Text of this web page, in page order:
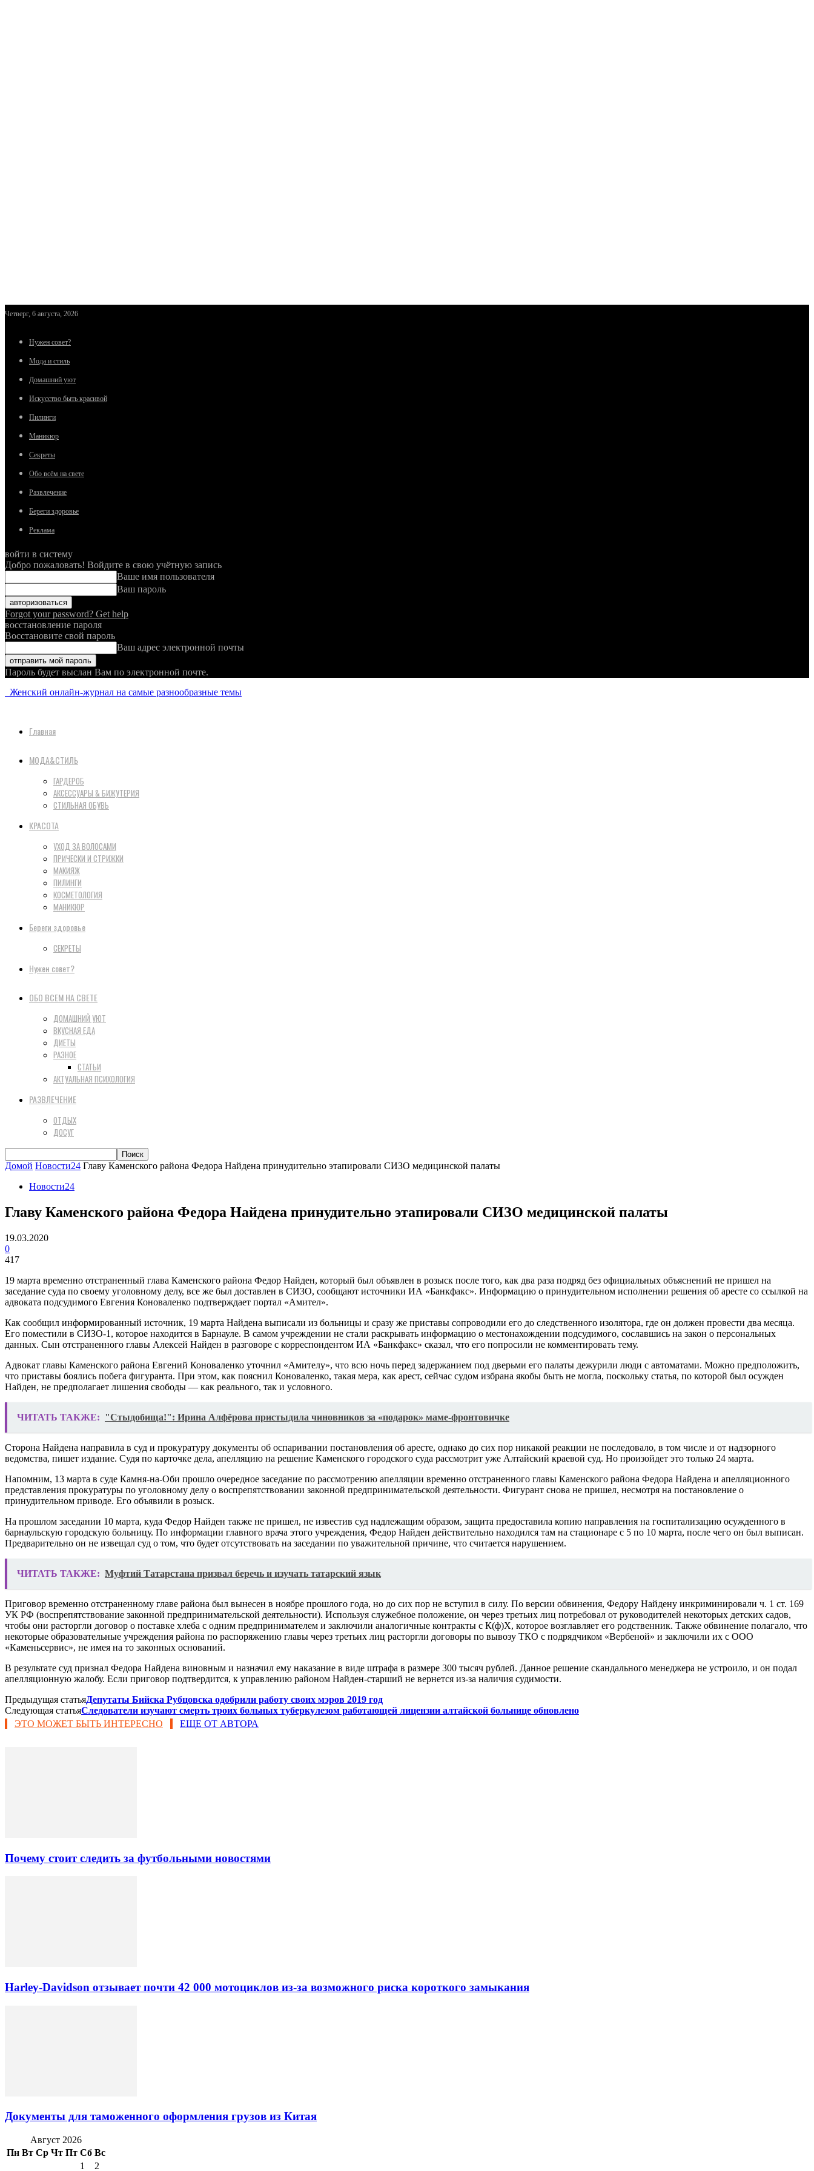
Четверг, 6 августа, 2026
Нужен совет?
Мода и стиль
Домашний уют
Искусство быть красивой
Пилинги
Маникюр
Секреты
Обо всём на свете
Развлечение
Береги здоровье
Реклама
войти в систему
Добро пожаловать! Войдите в свою учётную запись
Ваше имя пользователя
Ваш пароль
Forgot your password? Get help
восстановление пароля
Восстановите свой пароль
Ваш адрес электронной почты
Пароль будет выслан Вам по электронной почте.
Женский онлайн-журнал на самые разнообразные темы
Главная
МОДА&СТИЛЬ
ГАРДЕРОБ
АКСЕССУАРЫ & БИЖУТЕРИЯ
СТИЛЬНАЯ ОБУВЬ
КРАСОТА
УХОД ЗА ВОЛОСАМИ
ПРИЧЕСКИ И СТРИЖКИ
МАКИЯЖ
ПИЛИНГИ
КОСМЕТОЛОГИЯ
МАНИКЮР
Береги здоровье
СЕКРЕТЫ
Нужен совет?
ОБО ВСЕМ НА СВЕТЕ
ДОМАШНИЙ УЮТ
ВКУСНАЯ ЕДА
ДИЕТЫ
РАЗНОЕ
СТАТЬИ
АКТУАЛЬНАЯ ПСИХОЛОГИЯ
РАЗВЛЕЧЕНИЕ
ОТДЫХ
ДОСУГ
Домой Новости24 Главу Каменского района Федора Найдена принудительно этапировали СИЗО медицинской палаты
Новости24
Главу Каменского района Федора Найдена принудительно этапировали СИЗО медицинской палаты
19.03.2020
0
417
19 марта временно отстраненный глава Каменского района Федор Найден, который был объявлен в розыск после того, как два раза подряд без официальных объяснений не пришел на
заседание суда по своему уголовному делу, все же был доставлен в СИЗО, сообщают источники ИА «Банкфакс». Информацию о принудительном исполнении решения об аресте со ссылкой на
адвоката подсудимого Евгения Коноваленко подтверждает портал «Амител».
Как сообщил информированный источник, 19 марта Найдена выписали из больницы и сразу же приставы сопроводили его до следственного изолятора, где он должен провести два месяца.
Его поместили в СИЗО-1, которое находится в Барнауле. В самом учреждении не стали раскрывать информацию о местонахождении подсудимого, сославшись на закон о персональных
данных. Сын отстраненного главы Алексей Найден в разговоре с корреспондентом ИА «Банкфакс» сказал, что его попросили не комментировать тему.
Адвокат главы Каменского района Евгений Коноваленко уточнил «Амителу», что всю ночь перед задержанием под дверьми его палаты дежурили люди с автоматами. Можно предположить,
что приставы боялись побега фигуранта. При этом, как пояснил Коноваленко, такая мера, как арест, сейчас судом избрана якобы быть не могла, поскольку статья, по которой был осужден
Найден, не предполагает лишения свободы — как реального, так и условного.
ЧИТАТЬ ТАКЖЕ: "Стыдобища!": Ирина Алфёрова пристыдила чиновников за «подарок» маме-фронтовичке
Сторона Найдена направила в суд и прокуратуру документы об оспаривании постановления об аресте, однако до сих пор никакой реакции не последовало, в том числе и от надзорного
ведомства, пишет издание. Судя по карточке дела, апелляцию на решение Каменского городского суда рассмотрит уже Алтайский краевой суд. Но произойдет это только 24 марта.
Напомним, 13 марта в суде Камня-на-Оби прошло очередное заседание по рассмотрению апелляции временно отстраненного главы Каменского района Федора Найдена и апелляционного
представления прокуратуры по уголовному делу о воспрепятствовании законной предпринимательской деятельности. Фигурант снова не пришел, несмотря на постановление о
принудительном приводе. Его объявили в розыск.
На прошлом заседании 10 марта, куда Федор Найден также не пришел, не известив суд надлежащим образом, защита предоставила копию направления на госпитализацию осужденного в
барнаульскую городскую больницу. По информации главного врача этого учреждения, Федор Найден действительно находился там на стационаре с 5 по 10 марта, после чего он был выписан.
Предварительно он не извещал суд о том, что будет отсутствовать на заседании по уважительной причине, что считается нарушением.
ЧИТАТЬ ТАКЖЕ: Муфтий Татарстана призвал беречь и изучать татарский язык
Приговор временно отстраненному главе района был вынесен в ноябре прошлого года, но до сих пор не вступил в силу. По версии обвинения, Федору Найдену инкриминировали ч. 1 ст. 169
УК РФ (воспрепятствование законной предпринимательской деятельности). Используя служебное положение, он через третьих лиц потребовал от руководителей некоторых детских садов,
чтобы они расторгли договор о поставке хлеба с одним предпринимателем и заключили аналогичные контракты с К(ф)Х, которое возглавляет его родственник. Также обвинение полагало, что
некоторые образовательные учреждения района по распоряжению главы через третьих лиц расторгли договоры по вывозу ТКО с подрядчиком «Вербеной» и заключили их с ООО
«Каменьсервис», не имея на то законных оснований.
В результате суд признал Федора Найдена виновным и назначил ему наказание в виде штрафа в размере 300 тысяч рублей. Данное решение скандального менеджера не устроило, и он подал
апелляционную жалобу. Если приговор подтвердится, к управлению районом Найден-старший не вернется из-за наличия судимости.
Предыдущая статьяДепутаты Бийска Рубцовска одобрили работу своих мэров 2019 год
Следующая статьяСледователи изучают смерть троих больных туберкулезом работающей лицензии алтайской больнице обновлено
ЭТО МОЖЕТ БЫТЬ ИНТЕРЕСНО
ЕЩЕ ОТ АВТОРА
Почему стоит следить за футбольными новостями
Harley-Davidson отзывает почти 42 000 мотоциклов из-за возможного риска короткого замыкания
Документы для таможенного оформления грузов из Китая
Август 2026
Пн Вт Ср Чт Пт Сб Вс
1
2